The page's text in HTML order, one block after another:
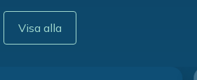
Visa alla